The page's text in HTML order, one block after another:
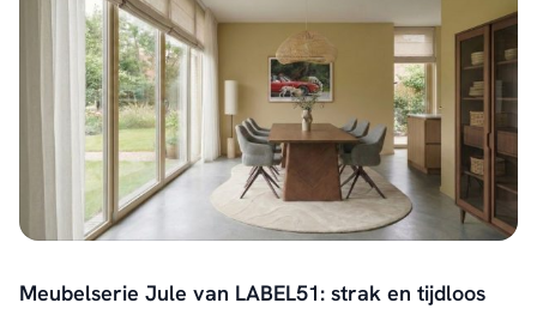
Meubelserie Jule van LABEL51: strak en tijdloos